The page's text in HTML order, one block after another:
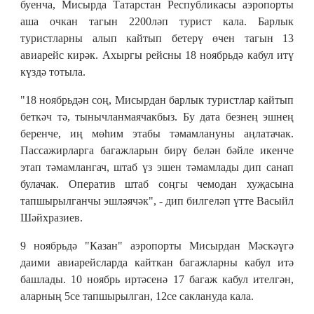
буенча, Мисырда Татарстан Республикасы аэропорты
аша очкан тагын 2200ләп турист кала. Барлык
туристларны алып кайтып бетерү өчен тагын 13
авиарейс кирәк. Ахыргы рейсны 18 ноябрьдә кабул итү
күздә тотыла.
"18 ноябрьдән соң, Мисырдан барлык туристлар кайтып
беткәч тә, тынычланмаячакбыз. Бу дата безнең эшнең
беренче, иң мөһим этабы тәмамлануны аңлатачак.
Пассажирларга багажларын бирү белән бәйле икенче
этап тәмамлангач, штаб үз эшен тәмамлады дип санап
булачак. Оператив штаб соңгы чемодан хуҗасына
тапшырылганчы эшләячәк", - дип билгеләп үтте Васыйл
Шәйхразиев.
9 ноябрьдә "Казан" аэропорты Мисырдан Мәскәүгә
даими авиарейсларда кайткан багажларны кабул итә
башлады. 10 ноябрь иртәсенә 17 багаж кабул ителгән,
аларның 5се тапшырылган, 12се саклануда кала.